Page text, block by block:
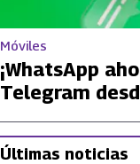
Móviles
¡WhatsApp
Telegram
Últimas noticias